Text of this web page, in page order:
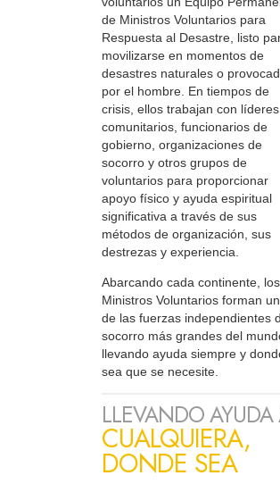
de Ministros Voluntarios para
Respuesta al Desastre, listo
movilizarse en momentos de
desastres naturales o
por el hombre. En tiempos de
crisis, ellos trabajan con líderes
comunitarios, funcionarios de
gobierno, organizaciones de
socorro y otros grupos de
voluntarios para proporcionar
apoyo físico y ayuda espiritual
significativa a través de sus
métodos de organización, sus
destrezas y experiencia.
Abarcando cada continente, los
Ministros Voluntarios forman
de las fuerzas independientes
socorro más grandes del
llevando ayuda siempre y
sea que se necesite.
LLEVANDO AYUDA
CUALQUIERA,
DONDE SEA